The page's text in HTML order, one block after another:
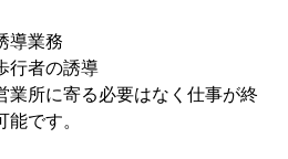
導業務
行者の誘導
業所に寄る必要はなく仕事が終
です。